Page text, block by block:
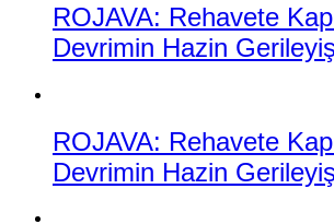
ROJAVA: Rehavete
Devrimin Hazin
ROJAVA: Rehavete
Devrimin Hazin